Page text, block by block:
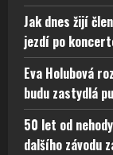
Jak dnes žijí
jezdí po
Eva Holubová
budu zastydlá
50 let od
dalšího závodu